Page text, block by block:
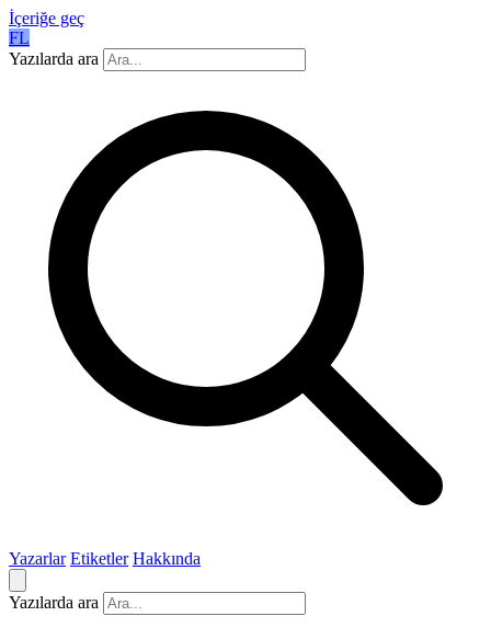
İçeriğe geç
FL
Yazılarda ara
Yazarlar Etiketler Hakkında
Yazılarda ara